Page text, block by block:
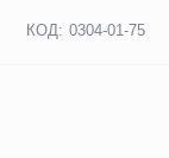
КОД: 0304-01-75